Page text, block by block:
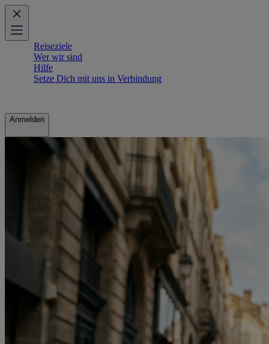
Reiseziele
Wer wir sind
Hilfe
Setze Dich mit uns in Verbindung
Anmelden